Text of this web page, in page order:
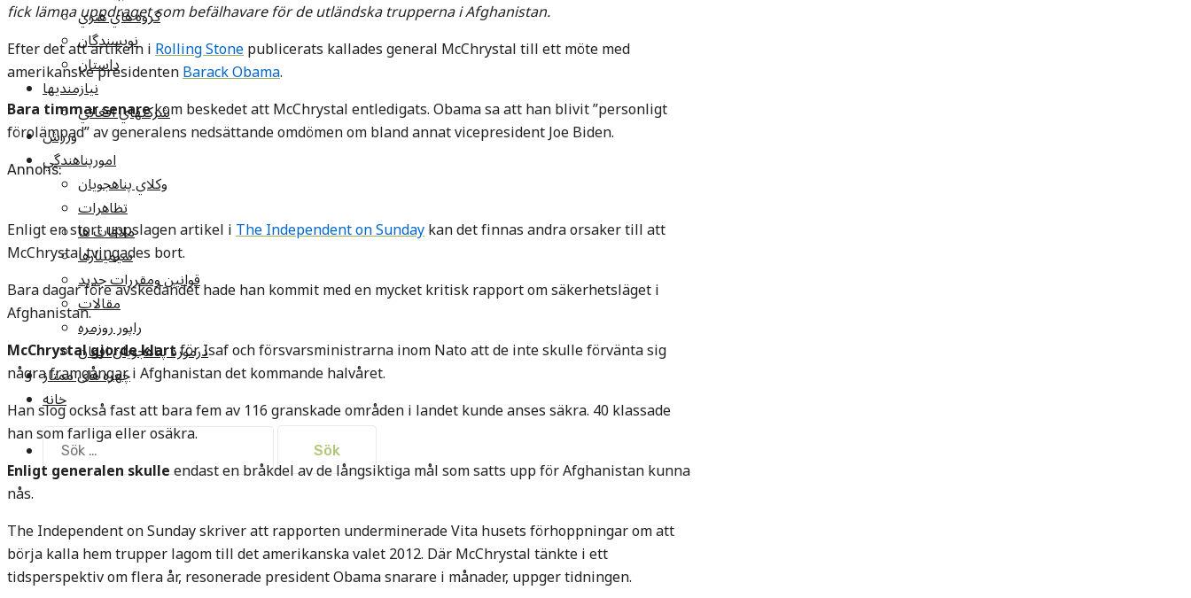
گروه هاي هنري
نويسندگان
داستان
نيازمنديها
شرکتهاي افغاني
ورزش
امورپناهندگي
وکلاي پناهجويان
تظاهرات
ملاقات ها
سيمينارها
قوانين ومقررات جديد
مقالات
راپور روزمره
درمورد پناهجويان افغان
چهره های ممتاز
خانه
Sök
efter:
fick lämna uppdraget som befälhavare för de utländska trupperna i Afghanistan.
Efter det att artikeln iRolling Stonepublicerats kallades general McChrystal till ett möte med
amerikanske presidentenBarack Obama.
Bara timmar senarekom beskedet att McChrystal entledigats. Obama sa att han blivit ”personligt
förolämpad” av generalens nedsättande omdömen om bland annat vicepresident Joe Biden.
Annons:
Enligt en stort uppslagen artikel iThe Independent on Sundaykan det finnas andra orsaker till att
McChrystal tvingades bort.
Bara dagar före avskedandet hade han kommit med en mycket kritisk rapport om säkerhetsläget i
Afghanistan.
McChrystal gjorde klartför Isaf och försvarsministrarna inom Nato att de inte skulle förvänta sig
några framgångar i Afghanistan det kommande halvåret.
Han slog också fast att bara fem av 116 granskade områden i landet kunde anses säkra. 40 klassade
han som farliga eller osäkra.
Enligt generalen skulleendast en bråkdel av de långsiktiga mål som satts upp för Afghanistan kunna
nås.
The Independent on Sunday skriver att rapporten underminerade Vita husets förhoppningar om att
börja kalla hem trupper lagom till det amerikanska valet 2012. Där McChrystal tänkte i ett
tidsperspektiv om flera år, resonerade president Obama snarare i månader, uppger tidningen.